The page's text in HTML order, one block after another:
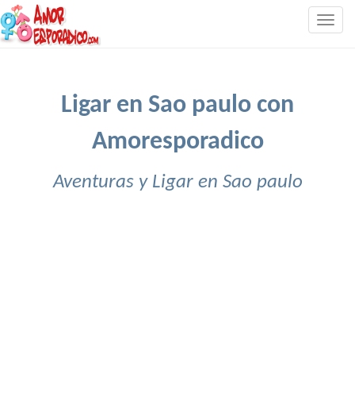
Ligar en Sao paulo con
Amoresporadico
Aventuras y Ligar en Sao paulo